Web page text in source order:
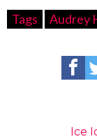
Tags Audrey
Ice